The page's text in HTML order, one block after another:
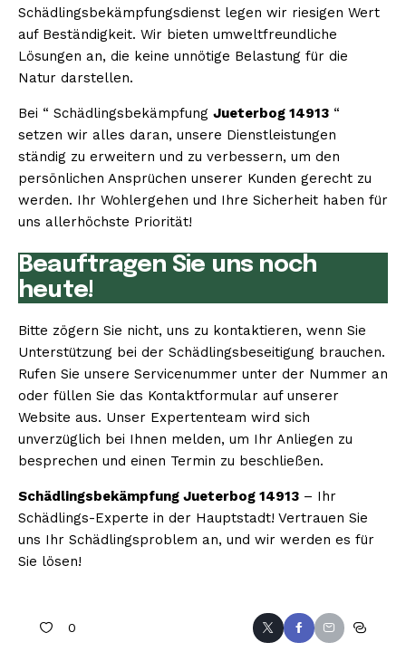
Schädlingsbekämpfungsdienst legen wir riesigen Wert
auf Beständigkeit. Wir bieten umweltfreundliche
Lösungen an, die keine unnötige Belastung für die
Natur darstellen.
Bei “ Schädlingsbekämpfung Jueterbog 14913 “
setzen wir alles daran, unsere Dienstleistungen
ständig zu erweitern und zu verbessern, um den
persönlichen Ansprüchen unserer Kunden gerecht zu
werden. Ihr Wohlergehen und Ihre Sicherheit haben für
uns allerhöchste Priorität!
Beauftragen Sie uns noch
heute!
Bitte zögern Sie nicht, uns zu kontaktieren, wenn Sie
Unterstützung bei der Schädlingsbeseitigung brauchen.
Rufen Sie unsere Servicenummer unter der Nummer an
oder füllen Sie das Kontaktformular auf unserer
Website aus. Unser Expertenteam wird sich
unverzüglich bei Ihnen melden, um Ihr Anliegen zu
besprechen und einen Termin zu beschließen.
Schädlingsbekämpfung Jueterbog 14913 – Ihr
Schädlings-Experte in der Hauptstadt! Vertrauen Sie
uns Ihr Schädlingsproblem an, und wir werden es für
Sie lösen!
0